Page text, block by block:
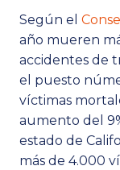
Según el
año mueren
accidentes de
el puesto
víctimas
aumento del
estado de
más de 4.000